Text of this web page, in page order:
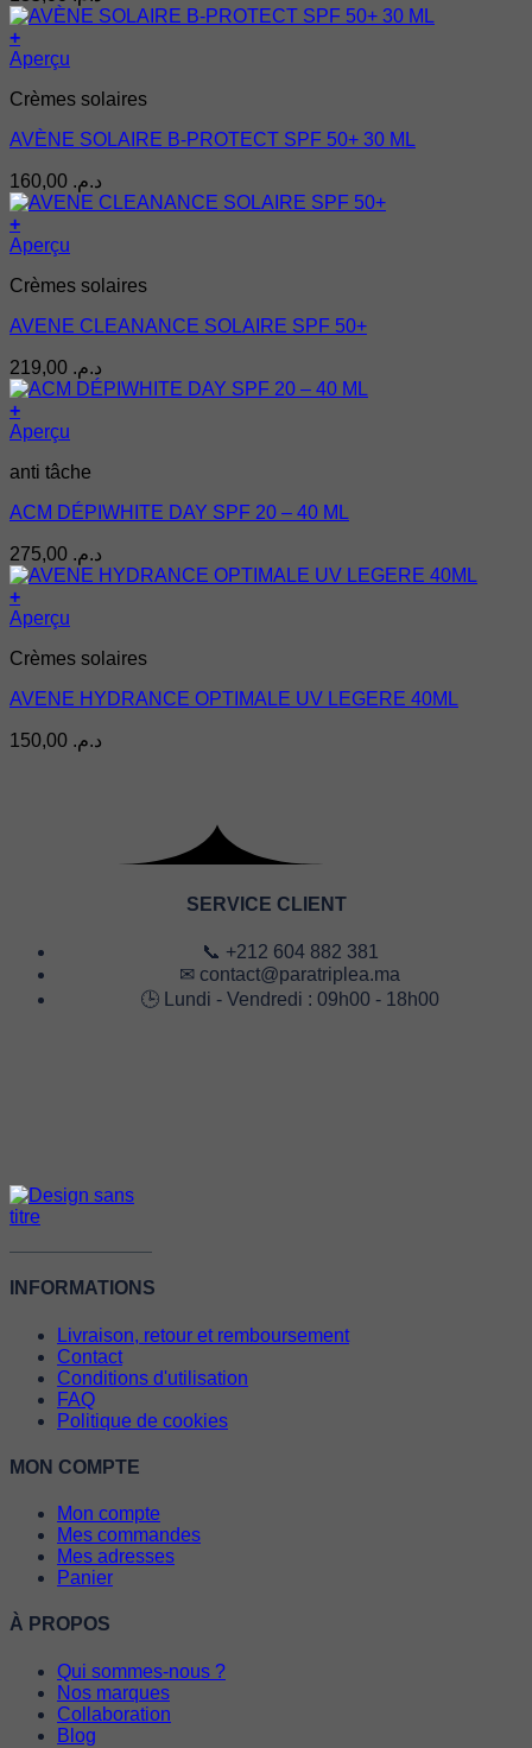
+
Aperçu
Crèmes solaires
AVÈNE SOLAIRE B-PROTECT SPF 50+ 30 ML
د.م.
+
Aperçu
Crèmes solaires
AVENE CLEANANCE SOLAIRE SPF 50+
د.م.
+
Aperçu
anti tâche
ACM DÉPIWHITE DAY SPF 20 – 40 ML
د.م.
+
Aperçu
Crèmes solaires
AVENE HYDRANCE OPTIMALE UV LEGERE 40ML
د.م.
SERVICE CLIENT
📞 +212 604 882 381
✉ contact@paratriplea.ma
🕒 Lundi - Vendredi : 09h00 - 18h00
INFORMATIONS
Livraison, retour et remboursement
Contact
Conditions d'utilisation
FAQ
Politique de cookies
MON COMPTE
Mon compte
Mes commandes
Mes adresses
Panier
À PROPOS
Qui sommes-nous ?
Nos marques
Collaboration
Blog